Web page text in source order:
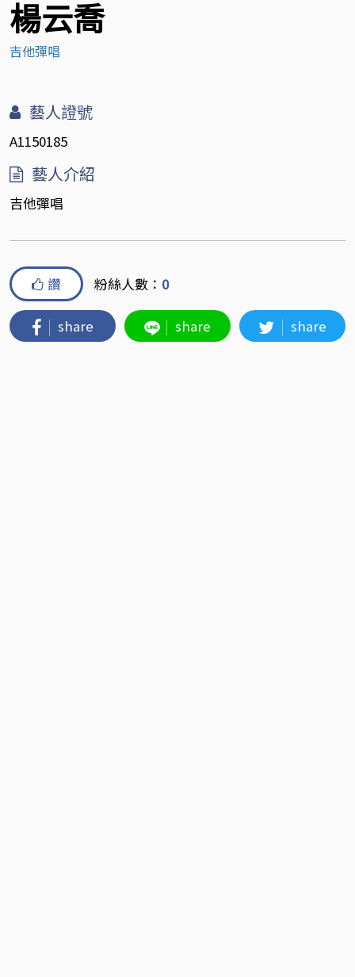
楊云喬
吉他彈唱
藝人證號
A1150185
藝人介紹
吉他彈唱
讚 粉絲人數： 0
share share share